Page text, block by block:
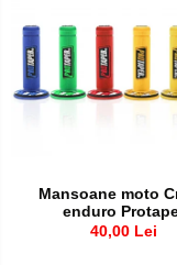
Mansoane moto
enduro
40,00 Lei